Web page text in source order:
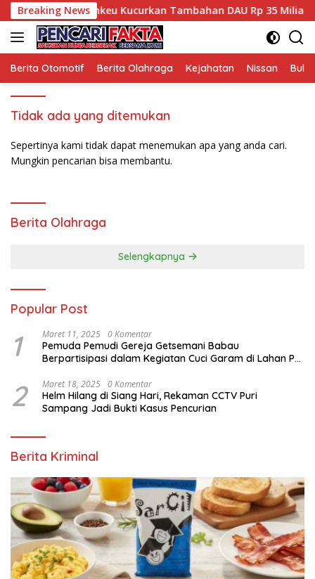
Langsung
ke
konten
Breaking News
Aman, Kemenkeu Kucurkan Tambahan DAU Rp 35 Miliar
Berita Otomotif Berita Olahraga Kejahatan Nissan
Tidak ada yang ditemukan
Sepertinya kami tidak dapat menemukan apa yang anda cari.
Mungkin pencarian bisa membantu.
Berita Olahraga
Selengkapnya
Popular Post
1 Maret 11, 2025 0 Komentar
Pemuda Pemudi Gereja Getsemani Babau
Berpartisipasi dalam Kegiatan Cuci Garam di Lahan PT.
Kegiatan Paskah
2 Maret 18, 2025 0 Komentar
Helm Hilang di Siang Hari, Rekaman CCTV Puri
Sampang Jadi Bukti Kasus Pencurian
Berita Kriminal